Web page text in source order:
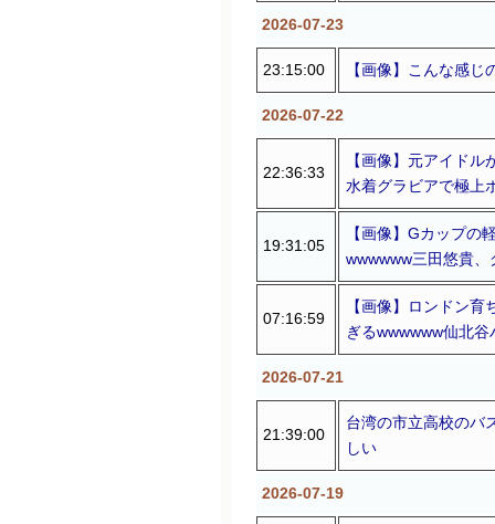
2026-07-23
23:15:00 【画像】こんな感
2026-07-22
22:36:33
【画像】元アイド
水着グラビアで極上
19:31:05
【画像】Gカップの
wwwwww三田悠貴
07:16:59
【画像】ロンドン
ぎるwwwwww仙北
2026-07-21
21:39:00
台湾の市立高校のバ
しい
2026-07-19